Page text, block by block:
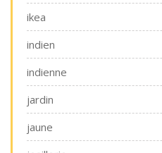
ikea
indien
indienne
jardin
jaune